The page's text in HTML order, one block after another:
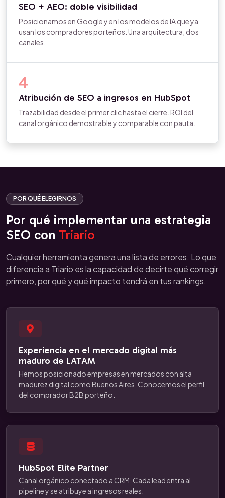
SEO + AEO: doble visibilidad
Posicionamos en Google y en los modelos de IA que ya
usan los compradores porteños. Una arquitectura, dos
canales.
4
Atribución de SEO a ingresos en HubSpot
Trazabilidad desde el primer clic hasta el cierre. ROI del
canal orgánico demostrable y comparable con pauta.
POR QUÉ ELEGIRNOS
Por qué implementar una estrategia
SEO con Triario
Cualquier herramienta genera una lista de errores. Lo que
diferencia a Triario es la capacidad de decirte qué corregir
primero, por qué y qué impacto tendrá en tus rankings.
Experiencia en el mercado digital más
maduro de LATAM
Hemos posicionado empresas en mercados con alta
madurez digital como Buenos Aires. Conocemos el perfil
del comprador B2B porteño.
HubSpot Elite Partner
Canal orgánico conectado a CRM. Cada lead entra al
pipeline y se atribuye a ingresos reales.